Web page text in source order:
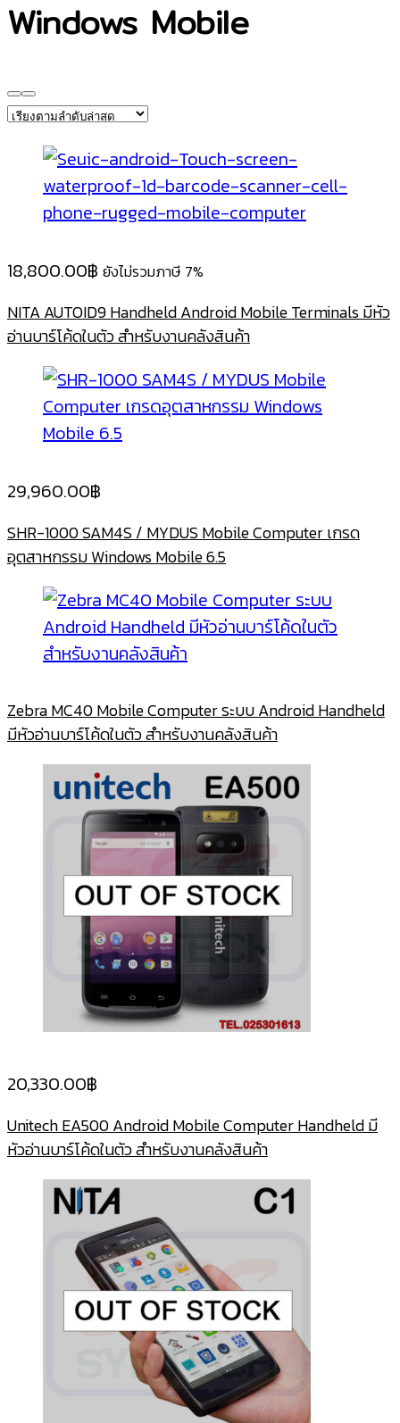
Windows Mobile
18,800.00฿ ยังไม่รวมภาษี 7%
NITA AUTOID9 Handheld Android Mobile Terminals มีหัว
อ่านบาร์โค้ดในตัว สำหรับงานคลังสินค้า
29,960.00฿
SHR-1000 SAM4S / MYDUS Mobile Computer เกรด
อุตสาหกรรม Windows Mobile 6.5
Zebra MC40 Mobile Computer ระบบ Android Handheld
มีหัวอ่านบาร์โค้ดในตัว สำหรับงานคลังสินค้า
20,330.00฿
Unitech EA500 Android Mobile Computer Handheld มี
หัวอ่านบาร์โค้ดในตัว สำหรับงานคลังสินค้า